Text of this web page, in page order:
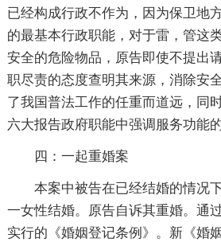
已经构成行政不作为，因为保卫地
的最基本行政职能，对于雷，管这
安全的危险物品，原告即使不提出
职尽责的态度查明其来源，消除安
了我国普法工作的任重而道远，同
六大报告政府职能中强调服务功能
四：一起重婚案
本案中被告在已经结婚的情况
一女性结婚。原告自诉其重婚。通
实行的《婚姻登记条例》。新《婚